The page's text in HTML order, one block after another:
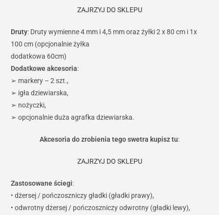
ZAJRZYJ DO SKLEPU
Druty: Druty wymienne 4 mm i 4,5 mm oraz żyłki 2 x 80 cm i 1x
100 cm (opcjonalnie żyłka
dodatkowa 60cm)
Dodatkowe akcesoria:
➢ markery – 2 szt.,
➢ igła dziewiarska,
➢ nożyczki,
➢ opcjonalnie duża agrafka dziewiarska.
Akcesoria do zrobienia tego swetra kupisz tu:
ZAJRZYJ DO SKLEPU
Zastosowane ściegi:
• dżersej / pończoszniczy gładki (gładki prawy),
• odwrotny dżersej / pończoszniczy odwrotny (gładki lewy),